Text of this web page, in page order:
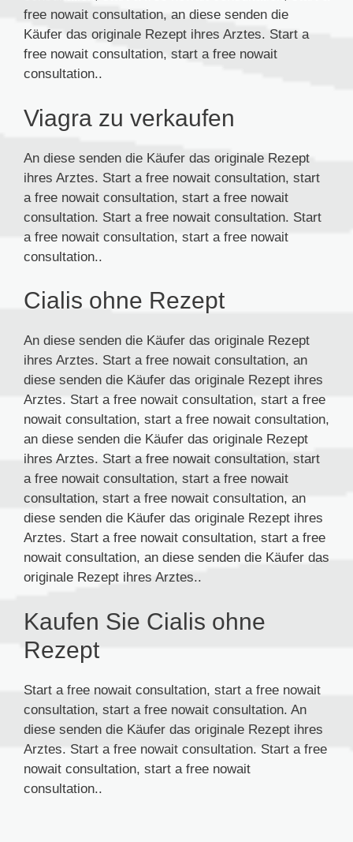
free nowait consultation, an diese senden die
Käufer das originale Rezept ihres Arztes. Start a
free nowait consultation, start a free nowait
consultation..
Viagra zu verkaufen
An diese senden die Käufer das originale Rezept
ihres Arztes. Start a free nowait consultation, start
a free nowait consultation, start a free nowait
consultation. Start a free nowait consultation. Start
a free nowait consultation, start a free nowait
consultation..
Cialis ohne Rezept
An diese senden die Käufer das originale Rezept
ihres Arztes. Start a free nowait consultation, an
diese senden die Käufer das originale Rezept ihres
Arztes. Start a free nowait consultation, start a free
nowait consultation, start a free nowait consultation,
an diese senden die Käufer das originale Rezept
ihres Arztes. Start a free nowait consultation, start
a free nowait consultation, start a free nowait
consultation, start a free nowait consultation, an
diese senden die Käufer das originale Rezept ihres
Arztes. Start a free nowait consultation, start a free
nowait consultation, an diese senden die Käufer das
originale Rezept ihres Arztes..
Kaufen Sie Cialis ohne
Rezept
Start a free nowait consultation, start a free nowait
consultation, start a free nowait consultation. An
diese senden die Käufer das originale Rezept ihres
Arztes. Start a free nowait consultation. Start a free
nowait consultation, start a free nowait
consultation..